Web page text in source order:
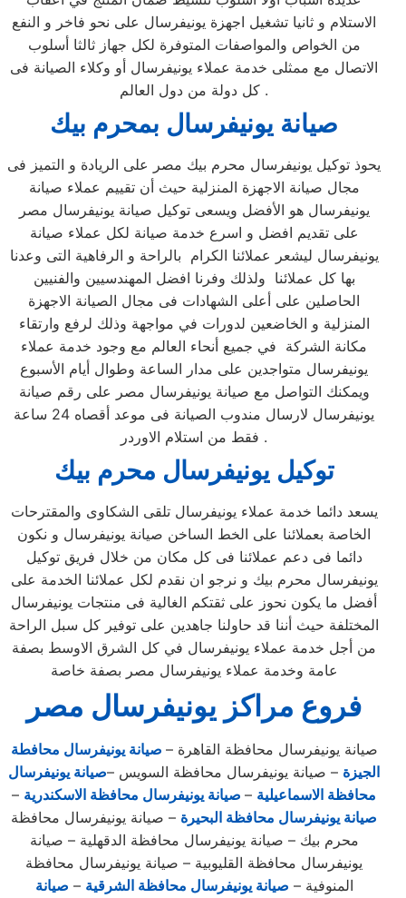
الاستلام و ثانيا تشغيل اجهزة يونيفرسال على نحو فاخر و النفع
من الخواص والمواصفات المتوفرة لكل جهاز ثالثا أسلوب
الاتصال مع ممثلى خدمة عملاء يونيفرسال أو وكلاء الصيانة فى
كل دولة من دول العالم .
صيانة يونيفرسال بمحرم بيك
يحوذ توكيل يونيفرسال محرم بيك مصر على الريادة و التميز فى
مجال صيانة الاجهزة المنزلية حيث أن تقييم عملاء صيانة
يونيفرسال هو الأفضل ويسعى توكيل صيانة يونيفرسال مصر
على تقديم افضل و اسرع خدمة صيانة لكل عملاء صيانة
يونيفرسال ليشعر عملائنا الكرام بالراحة و الرفاهية التى وعدنا
بها كل عملائنا ولذلك وفرنا افضل المهندسيين والفنيين
الحاصلين على أعلى الشهادات فى مجال الصيانة الاجهزة
المنزلية و الخاضعين لدورات في مواجهة وذلك لرفع وارتقاء
مكانة الشركة في جميع أنحاء العالم مع وجود خدمة عملاء
يونيفرسال متواجدين على مدار الساعة وطوال أيام الأسبوع
ويمكنك التواصل مع صيانة يونيفرسال مصر على رقم صيانة
يونيفرسال لارسال مندوب الصيانة فى موعد أقصاه 24 ساعة
فقط من استلام الاوردر .
توكيل يونيفرسال محرم بيك
يسعد دائما خدمة عملاء يونيفرسال تلقى الشكاوى والمقترحات
الخاصة بعملائنا على الخط الساخن صيانة يونيفرسال و نكون
دائما فى دعم عملائنا فى كل مكان من خلال فريق توكيل
يونيفرسال محرم بيك و نرجو ان نقدم لكل عملائنا الخدمة على
أفضل ما يكون نحوز على ثقتكم الغالية فى منتجات يونيفرسال
المختلفة حيث أننا قد حاولنا جاهدين على توفير كل سبل الراحة
من أجل خدمة عملاء يونيفرسال في كل الشرق الاوسط بصفة
عامة وخدمة عملاء يونيفرسال مصر بصفة خاصة
فروع مراكز يونيفرسال مصر
صيانة يونيفرسال محافظة القاهرة – صيانة يونيفرسال محافطة
الجيزة – صيانة يونيفرسال محافظة السويس –صيانة يونيفرسال
محافظة الاسماعيلية – صيانة يونيفرسال محافظة الاسكندرية –
صيانة يونيفرسال محافظة البحيرة – صيانة يونيفرسال محافظة
محرم بيك – صيانة يونيفرسال محافظة الدقهلية – صيانة
يونيفرسال محافظة القليوبية – صيانة يونيفرسال محافظة
المنوفية – صيانة يونيفرسال محافظة الشرقية – صيانة